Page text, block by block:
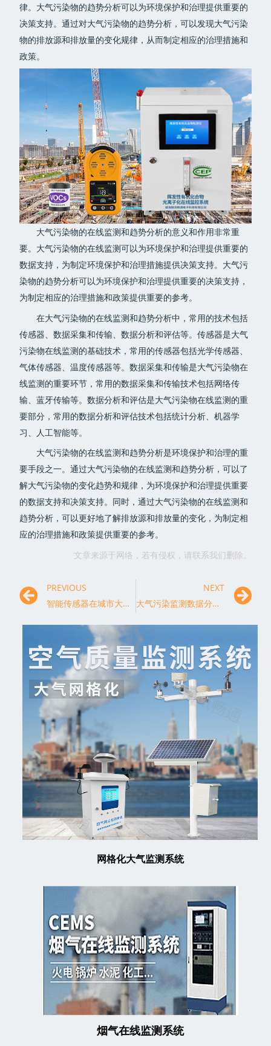
律。大气污染物的趋势分析可以为环境保护和治理提供重要的
决策支持。通过对大气污染物的趋势分析，可以发现大气污染
物的排放源和排放量的变化规律，从而制定相应的治理措施和
政策。
大气污染物的在线监测和趋势分析的意义和作用非常重
要。大气污染物的在线监测可以为环境保护和治理提供重要的
数据支持，为制定环境保护和治理措施提供决策支持。大气污
染物的趋势分析可以为环境保护和治理提供重要的决策支持，
为制定相应的治理措施和政策提供重要的参考。
在大气污染物的在线监测和趋势分析中，常用的技术包括
传感器、数据采集和传输、数据分析和评估等。传感器是大气
污染物在线监测的基础技术，常用的传感器包括光学传感器、
气体传感器、温度传感器等。数据采集和传输是大气污染物在
线监测的重要环节，常用的数据采集和传输技术包括网络传
输、蓝牙传输等。数据分析和评估是大气污染物在线监测的重
要部分，常用的数据分析和评估技术包括统计分析、机器学
习、人工智能等。
大气污染物的在线监测和趋势分析是环境保护和治理的重
要手段之一。通过大气污染物的在线监测和趋势分析，可以了
解大气污染物的变化趋势和规律，为环境保护和治理提供重要
的数据支持和决策支持。同时，通过大气污染物的在线监测和
趋势分析，可以更好地了解排放源和排放量的变化，为制定相
应的治理措施和政策提供重要的参考。
文章来源于网络，若有侵权，请联系我们删除。
PREVIOUS
智能传感器在城市大气污染监测中的应用
NEXT
大气污染监测数据分析与模型建设
网格化大气监测系统
烟气在线监测系统